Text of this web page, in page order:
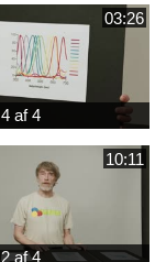
03:26
af 4
10:11
af 4